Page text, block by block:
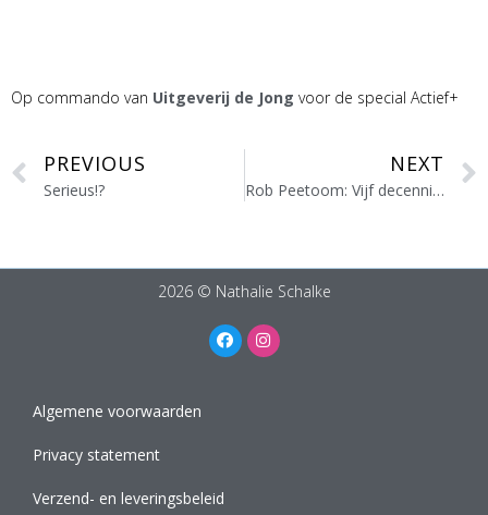
Op commando van Uitgeverij de Jong voor de special Actief+
PREVIOUS
Serieus!?
NEXT
Rob Peetoom: Vijf decennia Beauty
2026 © Nathalie Schalke
Algemene voorwaarden
Privacy statement
Verzend- en leveringsbeleid